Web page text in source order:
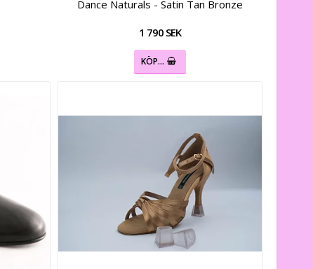
Dance Naturals - Satin Tan Bronze
1 790 SEK
KÖP…